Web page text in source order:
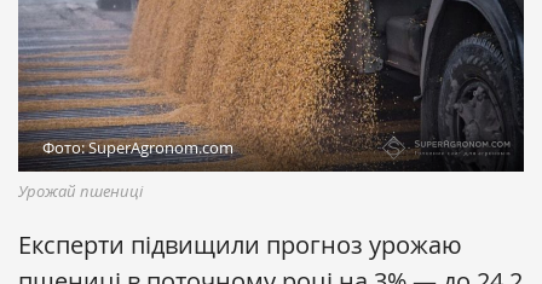
Фото: SuperAgronom.com
Урожай пшениці
Експерти підвищили прогноз урожаю